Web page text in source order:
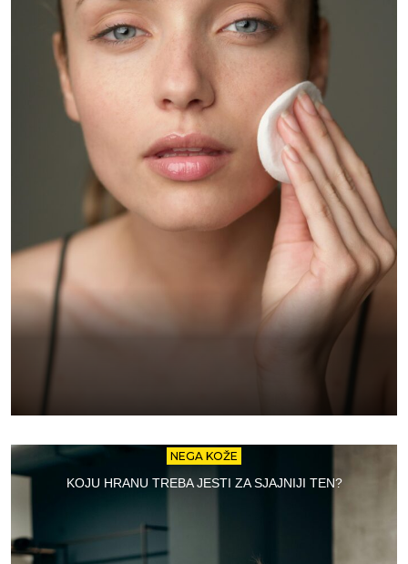
NEGA KOŽE
KOJU HRANU TREBA JESTI ZA SJAJNIJI TEN?